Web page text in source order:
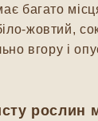
багато
жовтий,
вгору і
рослин